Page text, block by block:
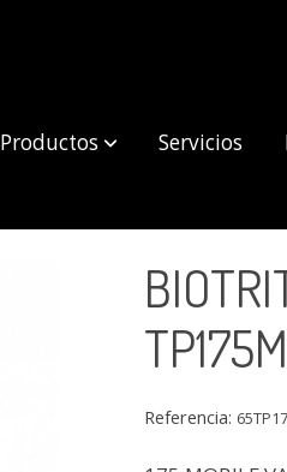
Productos Servicios
Referencia: